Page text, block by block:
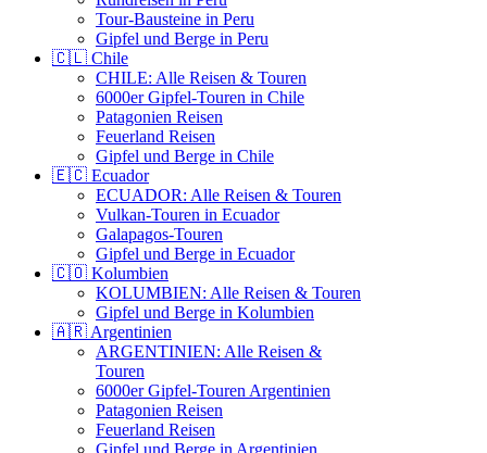
Tour-Bausteine in Peru
Gipfel und Berge in Peru
🇨🇱 Chile
CHILE: Alle Reisen & Touren
6000er Gipfel-Touren in Chile
Patagonien Reisen
Feuerland Reisen
Gipfel und Berge in Chile
🇪🇨 Ecuador
ECUADOR: Alle Reisen & Touren
Vulkan-Touren in Ecuador
Galapagos-Touren
Gipfel und Berge in Ecuador
🇨🇴 Kolumbien
KOLUMBIEN: Alle Reisen & Touren
Gipfel und Berge in Kolumbien
🇦🇷 Argentinien
ARGENTINIEN: Alle Reisen &
Touren
6000er Gipfel-Touren Argentinien
Patagonien Reisen
Feuerland Reisen
Gipfel und Berge in Argentinien